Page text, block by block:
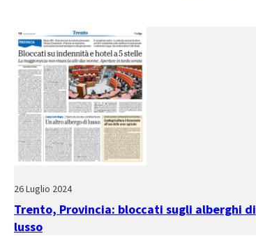
26 Luglio 2024
Trento, Provincia: bloccati sugli alberghi di
lusso